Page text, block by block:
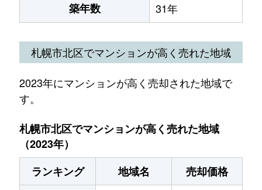
築年数 31年
札幌市北区でマンションが高く売れた地域
2023年にマンションが高く売却された地域で
す。
札幌市北区でマンションが高く売れた地域
（2023年）
ランキング
地域名
売却価格